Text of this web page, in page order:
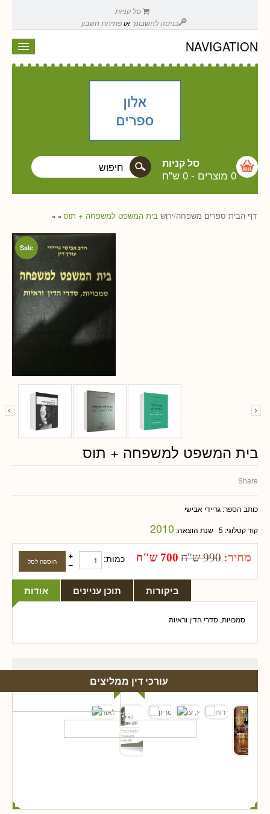
סל קניות
כניסה לחשבונך אופתיחת חשבון
NAVIGATION
סל קניות
0 מוצרים - 0 ש"ח
דף הבית » ספרים משפחה/ירוש » בית המשפט למשפחה + תוס
Sale
בית המשפט למשפחה + תוס
Share
כותב הספר: גריידי אבישי
קוד קטלוגי: 5 שנת הוצאה: 2010
מחיר: 990 ש"ח 700 ש"ח כמות:
אודות תוכן עניינים ביקורות
סמכויות, סדרי הדין וראיות
עורכי דין ממליצים